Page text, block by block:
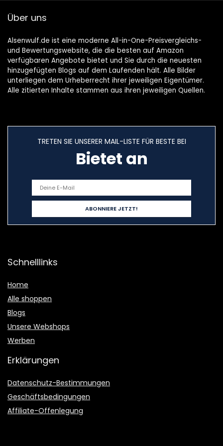
x 53 x h 56 cm.
Über uns
Alsenwulf.de ist eine moderne All-in-One-Preisvergleichs-
und Bewertungswebsite, die die besten auf Amazon
verfügbaren Angebote bietet und Sie durch die neuesten
hinzugefügten Blogs auf dem Laufenden hält. Alle Bilder
unterliegen dem Urheberrecht ihrer jeweiligen Eigentümer.
Alle zitierten Inhalte stammen aus ihren jeweiligen Quellen.
TRETEN SIE UNSERER MAIL-LISTE FÜR BESTE BEI
Bietet an
Schnelllinks
Home
Alle shoppen
Blogs
Unsere Webshops
Werben
Erklärungen
Datenschutz-Bestimmungen
Geschäftsbedingungen
Affiliate-Offenlegung